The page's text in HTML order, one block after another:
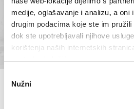
medije, oglašavanje i analizu, a oni
drugim podacima koje ste im
dok ste upotrebljavali njihove
korištenja naših internetskih
pristanka
Nužni
WEITERLESEN